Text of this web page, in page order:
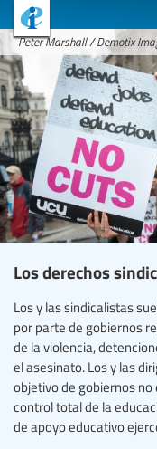
Peter Marshall / Demotix
Los derechos
Los y las sindicalistas
por parte de gobiernos
de la violencia,
el asesinato. Los y las
objetivo de gobiernos
control total de la
de apoyo educativo